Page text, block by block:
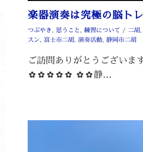
楽器演奏は究極の脳ト
つぶやき, 思うこと, 練習について / 二胡,
スン, 富士市二胡, 演奏活動, 静岡市二胡
ご訪問ありがとうござい
✿✿✿✿✿ ✿✿静…